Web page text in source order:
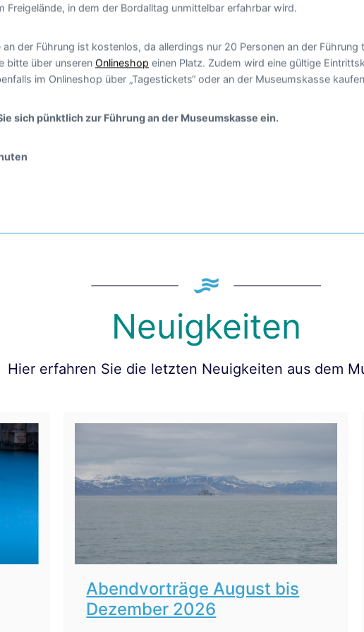
Freigelände, in dem der Bordalltag unmittelbar erfahrbar wird.
an der Führung ist kostenlos, da allerdings nur 20 Personen an der Führung
bitte über unseren Onlineshop einen Platz. Zudem wird eine gültige
im Onlineshop über „Tagestickets“ oder an der Museumskasse
sich pünktlich zur Führung an der Museumskasse ein.
Neuigkeiten
Hier erfahren Sie die letzten Neuigkeiten aus dem
Abendvorträge August bis
Dezember 2026